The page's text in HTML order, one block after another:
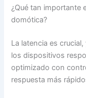
¿Qué tan importante
domótica?
La latencia es
los dispositivos
optimizado con
respuesta más